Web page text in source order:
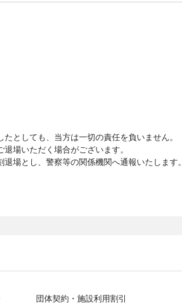
としても、当方は一切の責任を負いません。
場いただく場合がございます。
場とし、警察等の関係機関へ通報いたします。
団体契約・施設利用割引